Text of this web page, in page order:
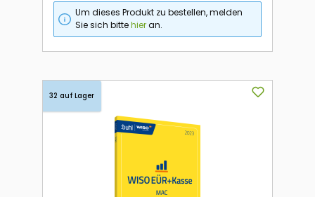
Um dieses Produkt zu bestellen, melden
Sie sich bittehieran.
32 auf Lager